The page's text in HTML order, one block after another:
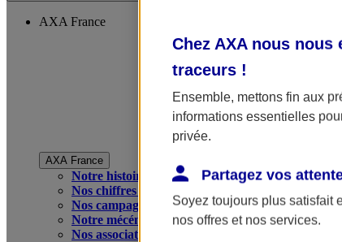
AXA France
AXA France
Notre histoire
Nos chiffres clés
Nos campagnes publicitaires
Notre mécénat
Nos associations
Chez AXA nous
traceurs !
Ensemble, mettons fin aux
informations essentielles
privée.
Partagez vos
Soyez toujours plus satisfait
nos offres et nos services.